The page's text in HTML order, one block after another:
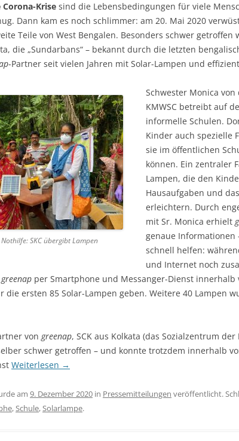
Krise sind die Lebensbedingungen für viele
Dann kam es noch schlimmer: am 20. Mai 2020
Teile von West Bengalen. Besonders schwer getroffen
die „Sundarbans“ – bekannt durch die letzten
-Partner seit vielen Jahren mit Solar-Lampen und
SKC übergibt Lampen
Schwester Monica
KMWSC betreibt auf
informelle Schulen.
Kinder auch spezielle
sie im öffentlichen
können. Ein zentraler
Lampen, die den
Hausaufgaben und
erleichtern. Durch
mit Sr. Monica er­hielt
genaue Informationen
schnell helfen:
und Internet noch
greenap per Smart­phone und Messanger-Dienst innerhalb
die ersten 85 Solar-Lampen geben. Weitere 40 Lampen
von greenap, SCK aus Kolkata (das Sozial­zentrum der
schwer getroffen – und konnte trotzdem innerhalb
Weiterlesen →
am 9. Dezember 2020 in Pressemitteilungen veröffentlicht.
,Schule,Solarlampe.